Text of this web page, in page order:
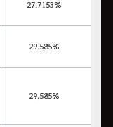
27.7153%
29.585%
29.585%